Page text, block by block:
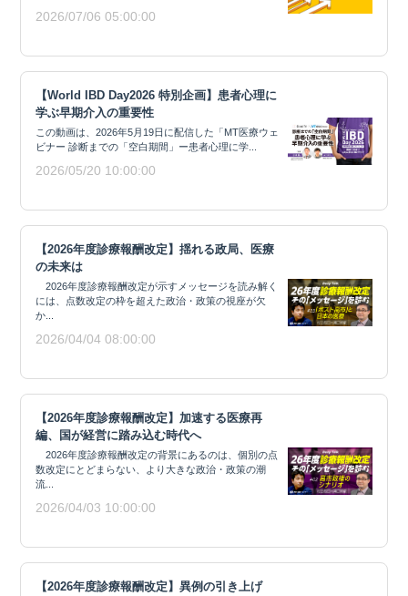
2026/07/06 05:00:00
【World IBD Day2026 特別企画】患者心理に
学ぶ早期介入の重要性
この動画は、2026年5月19日に配信した「MT医療ウェ
ビナー 診断までの「空白期間」ー患者心理に学...
2026/05/20 10:00:00
【2026年度診療報酬改定】揺れる政局、医療
の未来は
2026年度診療報酬改定が示すメッセージを読み解く
には、点数改定の枠を超えた政治・政策の視座が欠
か...
2026/04/04 08:00:00
【2026年度診療報酬改定】加速する医療再
編、国が経営に踏み込む時代へ
2026年度診療報酬改定の背景にあるのは、個別の点
数改定にとどまらない、より大きな政治・政策の潮
流...
2026/04/03 10:00:00
【2026年度診療報酬改定】異例の引き上げ